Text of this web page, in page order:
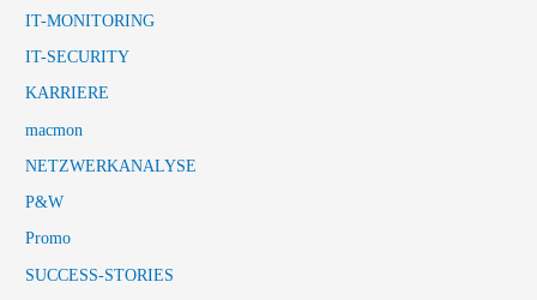
IT-MONITORING
IT-SECURITY
KARRIERE
macmon
NETZWERKANALYSE
P&W
Promo
SUCCESS-STORIES